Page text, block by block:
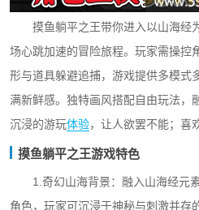
摸鱼躺平之王带你进入以山海经
场心跳加速的冒险旅程。玩家需操控
形与道具躲避追捕，游戏提供多模式
满新鲜感。独特画风搭配自由玩法，
沉浸的游玩体验，让人欲罢不能；喜
摸鱼躺平之王游戏特色
1.奇幻山海背景：融入山海经元
角色，玩家可沉浸于神秘与刺激并存